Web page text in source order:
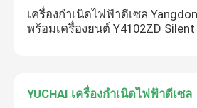
เครื่องกำเนิดไฟฟ้าดีเซล
พร้อมเครื่องยนต์ Y4102ZD Silent
YUCHAI เครื่องกำเนิดไฟฟ้าดีเซล